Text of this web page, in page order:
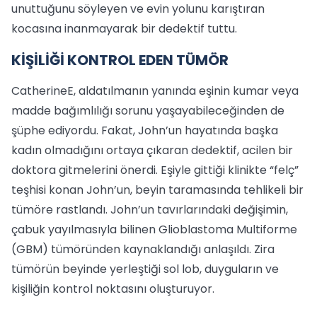
unuttuğunu söyleyen ve evin yolunu karıştıran
kocasına inanmayarak bir dedektif tuttu.
KİŞİLİĞİ KONTROL EDEN TÜMÖR
CatherineE, aldatılmanın yanında eşinin kumar veya
madde bağımlılığı sorunu yaşayabileceğinden de
şüphe ediyordu. Fakat, John’un hayatında başka
kadın olmadığını ortaya çıkaran dedektif, acilen bir
doktora gitmelerini önerdi. Eşiyle gittiği klinikte “felç”
teşhisi konan John’un, beyin taramasında tehlikeli bir
tümöre rastlandı. John’un tavırlarındaki değişimin,
çabuk yayılmasıyla bilinen Glioblastoma Multiforme
(GBM) tümöründen kaynaklandığı anlaşıldı. Zira
tümörün beyinde yerleştiği sol lob, duyguların ve
kişiliğin kontrol noktasını oluşturuyor.